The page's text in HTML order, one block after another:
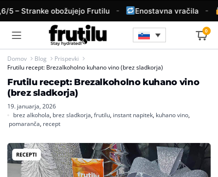
– Stranke obožujejo Frutilu Enostavna vračila
0
Domov Blog
Prispevki
Frutilu recept: Brezalkoholno kuhano vino (brez sladkorja)
Frutilu recept: Brezalkoholno kuhano vino
(brez sladkorja)
19. januarja, 2026
brez alkohola, brez sladkorja,frutilu, instant napitek, kuhano vino,
pomaranča, recept
RECEPTI